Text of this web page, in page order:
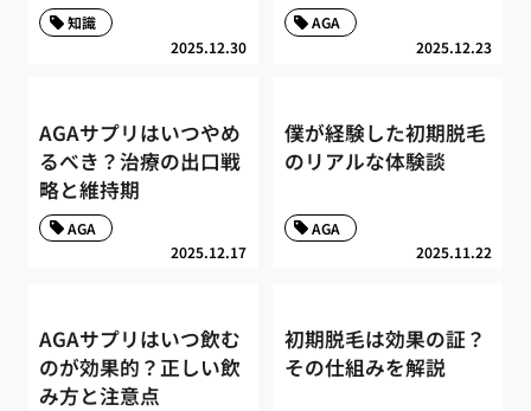
2025.12.30
知識
2025.12.23
AGA
AGAサプリはいつやめ
るべき？治療の出口戦
略と維持期
2025.12.17
AGA
僕が経験した初期脱毛
のリアルな体験談
2025.11.22
AGA
AGAサプリはいつ飲む
のが効果的？正しい飲
み方と注意点
初期脱毛は効果の証？
その仕組みを解説